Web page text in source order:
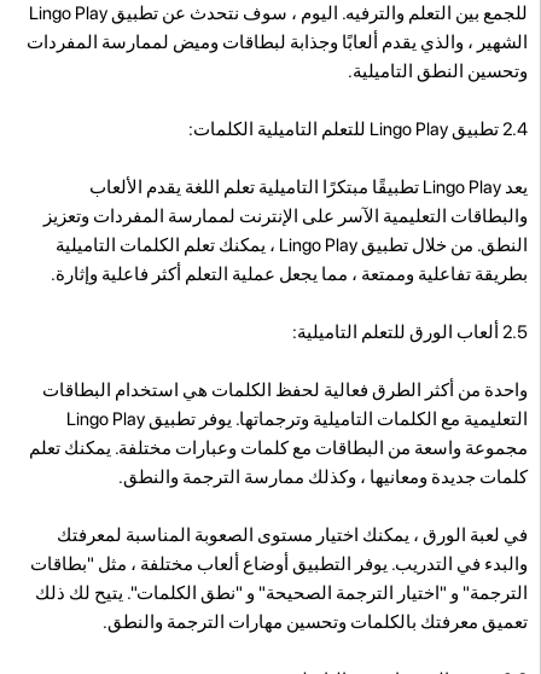
للجمع بين التعلم والترفيه. اليوم ، سوف نتحدث عن تطبيق Lingo Play
الشهير ، والذي يقدم ألعابًا وجذابة لبطاقات وميض لممارسة المفردات
وتحسين النطق التاميلية.
2.4 تطبيق Lingo Play للتعلم التاميلية الكلمات:
يعد Lingo Play تطبيقًا مبتكرًا التاميلية تعلم اللغة يقدم الألعاب
والبطاقات التعليمية الآسر على الإنترنت لممارسة المفردات وتعزيز
النطق. من خلال تطبيق Lingo Play ، يمكنك تعلم الكلمات التاميلية
بطريقة تفاعلية وممتعة ، مما يجعل عملية التعلم أكثر فاعلية وإثارة.
2.5 ألعاب الورق للتعلم التاميلية:
واحدة من أكثر الطرق فعالية لحفظ الكلمات هي استخدام البطاقات
التعليمية مع الكلمات التاميلية وترجماتها. يوفر تطبيق Lingo Play
مجموعة واسعة من البطاقات مع كلمات وعبارات مختلفة. يمكنك تعلم
كلمات جديدة ومعانيها ، وكذلك ممارسة الترجمة والنطق.
في لعبة الورق ، يمكنك اختيار مستوى الصعوبة المناسبة لمعرفتك
والبدء في التدريب. يوفر التطبيق أوضاع ألعاب مختلفة ، مثل "بطاقات
الترجمة" و "اختيار الترجمة الصحيحة" و "نطق الكلمات". يتيح لك ذلك
تعميق معرفتك بالكلمات وتحسين مهارات الترجمة والنطق.